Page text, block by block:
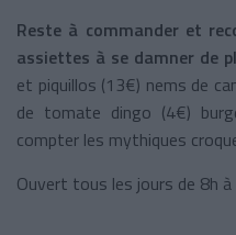
Reste à commander et
assiettes à se damner de
et piquillos (13€) nems de
de tomate dingo (4€)
compter les mythiques
Ouvert tous les jours de 8h à